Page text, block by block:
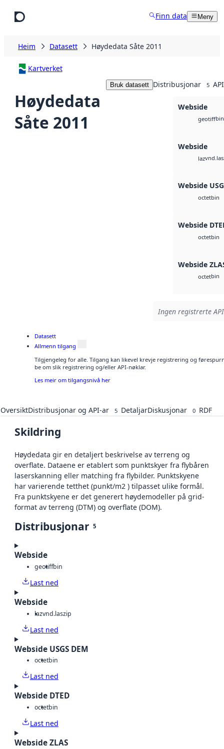
Finn data Meny
Heim Datasett Høydedata Såte 2011
Kartverket
Høydedata
Såte 2011
Bruk datasett Distribusjonar 5
Webside
geotiffbin
Webside
laz
Webside
octetbin
Webside
octetbin
Webside
octetbin
Ingen registrerte
Datasett
Allmenn tilgang
Tilgjengeleg for alle. Tilgang kan likevel krevje registrering og
be om slik registrering og/eller API-nøklar.
Les meir om tilgangsnivå her
OversiktDistribusjonar og API-ar 5 DetaljarDiskusjonar 0 RDF
Skildring
Høydedata gir en detaljert beskrivelse av terreng og
overflate. Dataene er etablert som punktskyer fra flybåren
laserskanning eller matching fra flybilder. Punktskyene
har varierende tetthet (punkt/m2 ) tilpasset ulike formål.
Fra punktskyene er det generert høydemodeller på grid-
format av terreng (DTM) og overflate (DOM).
Distribusjonar 5
Webside
geotiffbin
Last ned
Webside
lazvnd.laszip
Last ned
Webside USGS DEM
octetbin
Last ned
Webside DTED
octetbin
Last ned
Webside ZLAS